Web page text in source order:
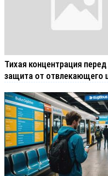
Тихая концентрация
защита от отвлекающего